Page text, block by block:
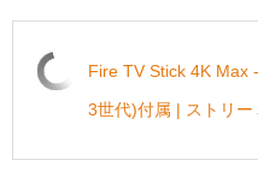
Fire TV Stick 4K Max
3世代)付属 | ストリ